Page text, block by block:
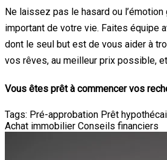
Ne laissez pas le hasard ou l’émotion
important de votre vie. Faites équipe
dont le seul but est de vous aider à
vos rêves, au meilleur prix possible,
Vous êtes prêt à commencer vos
Tags: Pré-approbation Prêt
Achat immobilier Conseils financiers